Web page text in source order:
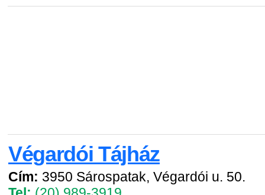
Végardói Tájház
Cím: 3950 Sárospatak, Végardói u. 50.